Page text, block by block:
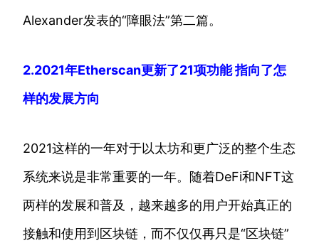
Alexander发表的“障眼法”第二篇。
2.2021年Etherscan更新了21项功能 指向了怎
样的发展方向
2021这样的一年对于以太坊和更广泛的整个生态
系统来说是非常重要的一年。随着DeFi和NFT这
两样的发展和普及，越来越多的用户开始真正的
接触和使用到区块链，而不仅仅再只是“区块链”